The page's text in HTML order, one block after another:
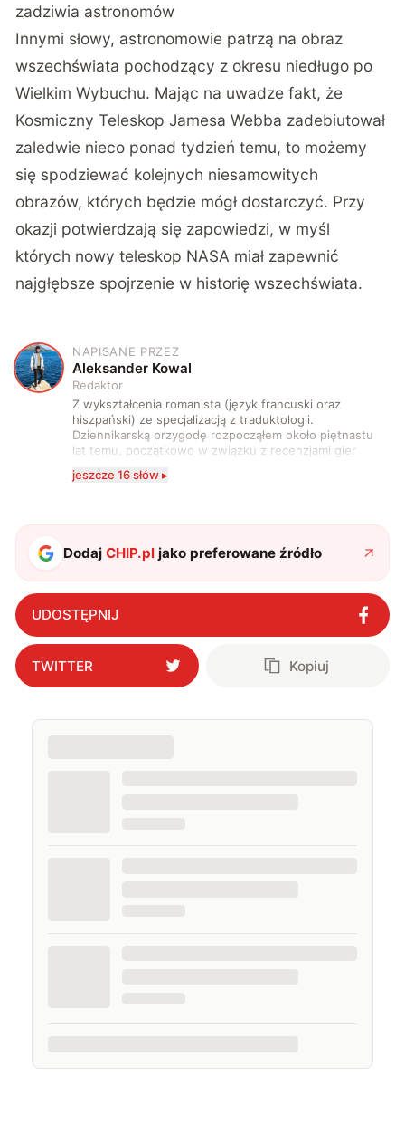
zadziwia astronomów
Innymi słowy, astronomowie patrzą na obraz
wszechświata pochodzący z okresu niedługo po
Wielkim Wybuchu. Mając na uwadze fakt, że
Kosmiczny Teleskop Jamesa Webba zadebiutował
zaledwie nieco ponad tydzień temu, to możemy
się spodziewać kolejnych niesamowitych
obrazów, których będzie mógł dostarczyć. Przy
okazji potwierdzają się zapowiedzi, w myśl
których nowy teleskop NASA miał zapewnić
najgłębsze spojrzenie w historię wszechświata.
A
NAPISANE PRZEZ
Aleksander Kowal
Redaktor
Z wykształcenia romanista (język francuski oraz
hiszpański) ze specjalizacją z traduktologii.
Dziennikarską przygodę rozpocząłem około piętnastu
lat temu, początkowo w związku z recenzjami gier
zdecydowanie częściej na tematy związane z nauką
także uprawiać oraz oglądać sport.
jeszcze 16 słów ▸
DodajCHIP.pl jako preferowane źródło
UDOSTĘPNIJ
TWITTER Kopiuj